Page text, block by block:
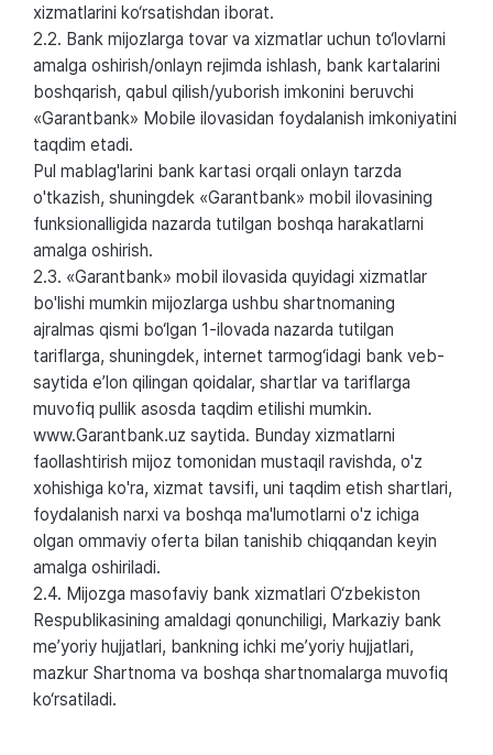
xizmatlarini ko‘rsatishdan iborat.
2.2. Bank mijozlarga tovar va xizmatlar uchun to‘lovlarni
amalga oshirish/onlayn rejimda ishlash, bank kartalarini
boshqarish, qabul qilish/yuborish imkonini beruvchi
«Garantbank» Mobile ilovasidan foydalanish imkoniyatini
taqdim etadi.
Pul mablag'larini bank kartasi orqali onlayn tarzda
o'tkazish, shuningdek «Garantbank» mobil ilovasining
funksionalligida nazarda tutilgan boshqa harakatlarni
amalga oshirish.
2.3. «Garantbank» mobil ilovasida quyidagi xizmatlar
bo'lishi mumkin mijozlarga ushbu shartnomaning
ajralmas qismi bo‘lgan 1-ilovada nazarda tutilgan
tariflarga, shuningdek, internet tarmog‘idagi bank veb-
saytida e’lon qilingan qoidalar, shartlar va tariflarga
muvofiq pullik asosda taqdim etilishi mumkin.
www.Garantbank.uz saytida. Bunday xizmatlarni
faollashtirish mijoz tomonidan mustaqil ravishda, o'z
xohishiga ko'ra, xizmat tavsifi, uni taqdim etish shartlari,
foydalanish narxi va boshqa ma'lumotlarni o'z ichiga
olgan ommaviy oferta bilan tanishib chiqqandan keyin
amalga oshiriladi.
2.4. Mijozga masofaviy bank xizmatlari O‘zbekiston
Respublikasining amaldagi qonunchiligi, Markaziy bank
me’yoriy hujjatlari, bankning ichki me’yoriy hujjatlari,
mazkur Shartnoma va boshqa shartnomalarga muvofiq
ko‘rsatiladi.